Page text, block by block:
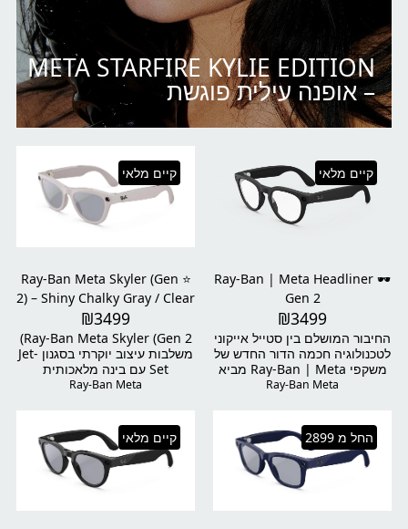
META STARFIRE KYLIE EDITION
– אופנה עילית פוגשת
קיים מלאי
🕶️ Ray-Ban | Meta Headliner
Gen 2
₪3499
החיבור המושלם בין סטייל אייקוני
לטכנולוגיה חכמה הדור החדש של
משקפי Ray-Ban | Meta מביא
את השילוב האולטימטיבי בין
החדשים מאפשרים לכם לתעד,
ליצור, לתקשר ולהאזין – הכל בלי
צילום וידאו חד במיוחד, רמקולים
Ray-Ban Meta
קיים מלאי
⭐ Ray-Ban Meta Skyler (Gen
2) – Shiny Chalky Gray / Clear
to Sapphire Transitions®
₪3499
Ray-Ban Meta Skyler (Gen 2)
משלבות עיצוב יוקרתי בסגנון Jet-
Set עם בינה מלאכותית
שיחות, תרגום בזמן אמת ועוד…
הכול ללא ידיים וללא שום צורך
להוציא את הטלפון מהכיס. הדגם
הזה מגיע עם: מסגרת Shiny
Ray-Ban Meta
החל מ 2899 קיים מלאי